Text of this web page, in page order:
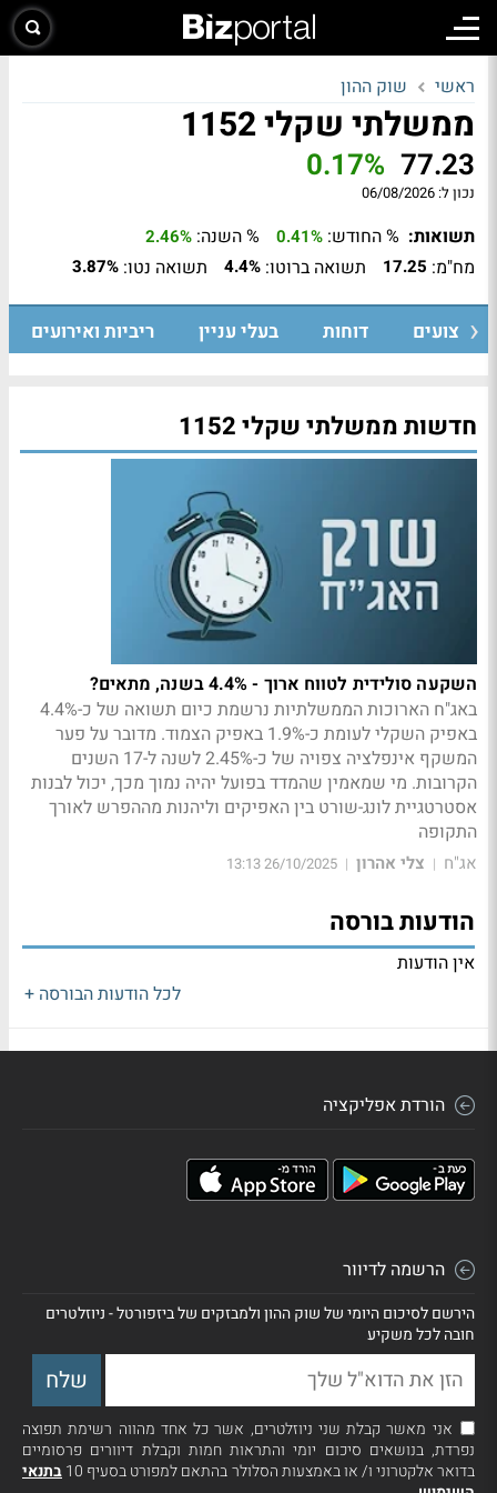
ראשי שוק ההון
ממשלתי שקלי 1152
77.23
0.17%
נכון ל: 06/08/2026
תשואות: % החודש: 0.41% % השנה: 2.46%
מח"מ: 17.25 תשואה ברוטו: 4.4% תשואה נטו: 3.87%
ביצועים דוחות בעלי עניין ריביות ואירועים
חדשות ממשלתי שקלי 1152
השקעה סולידית לטווח ארוך - 4.4% בשנה, מתאים?
באג"ח הארוכות הממשלתיות נרשמת כיום תשואה של כ-4.4%
באפיק השקלי לעומת כ-1.9% באפיק הצמוד. מדובר על פער
המשקף אינפלציה צפויה של כ-2.45% לשנה ל-17 השנים
הקרובות. מי שמאמין שהמדד בפועל יהיה נמוך מכך, יכול לבנות
אסטרטגיית לונג-שורט בין האפיקים וליהנות מההפרש לאורך
התקופה
אג"ח | צלי אהרון |
26/10/2025 13:13
הודעות בורסה
אין הודעות
לכל הודעות הבורסה +
הורדת אפליקציה
הרשמה לדיוור
הירשם לסיכום היומי של שוק ההון ולמבזקים של ביזפורטל - ניוזלטרים
חובה לכל משקיע
אני מאשר קבלת שני ניוזלטרים, אשר כל אחד מהווה רשימת תפוצה
נפרדת, בנושאים סיכום יומי והתראות חמות וקבלת דיוורים פרסומיים
בדואר אלקטרוני ו/ או באמצעות הסלולר בהתאם למפורט בסעיף 10
בתנאי